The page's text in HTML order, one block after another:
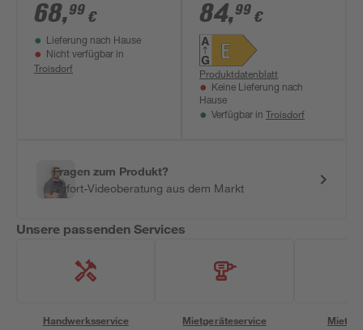
anthrazit 9 x 26,1 x
8,5 cm
68,99 €
Lieferung nach Hause
Nicht verfügbar in
Troisdorf
'XLED home 2' mit
Bewegungssensor
13,7 W 1550 lm
warmweiß IP 44 18 x
21,8 cm
84,99 €
Produktdatenblatt
Keine Lieferung nach
Hause
Verfügbar in Troisdorf
Fragen zum Produkt?
Sofort-Videoberatung aus dem Markt
Unsere passenden Services
Handwerksservice Mietgeräteservice